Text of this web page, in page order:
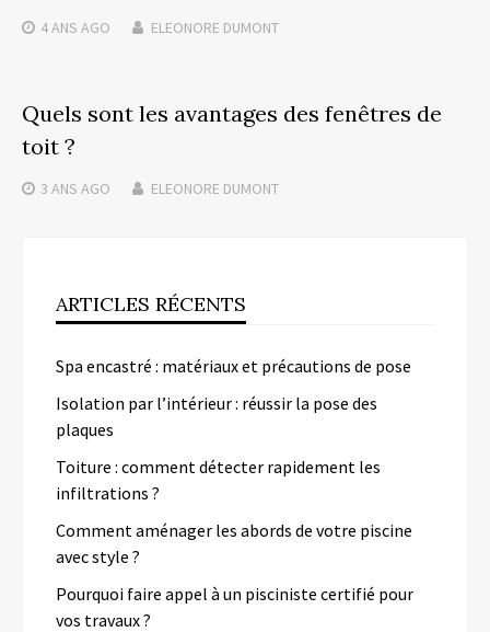
4 ANS AGO ELEONORE DUMONT
Quels sont les avantages des fenêtres de
toit ?
3 ANS AGO ELEONORE DUMONT
ARTICLES RÉCENTS
Spa encastré : matériaux et précautions de pose
Isolation par l’intérieur : réussir la pose des
plaques
Toiture : comment détecter rapidement les
infiltrations ?
Comment aménager les abords de votre piscine
avec style ?
Pourquoi faire appel à un pisciniste certifié pour
vos travaux ?